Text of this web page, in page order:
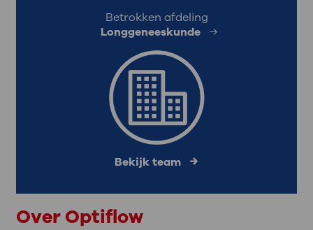
Betrokken afdeling
Longgeneeskunde
Bekijk team
Over Optiflow